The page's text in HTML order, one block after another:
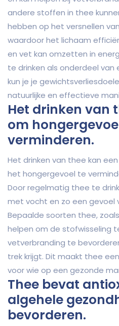
andere stoffen in thee
hebben op het versnellen
waardoor het lichaam
en vet kan omzetten in
te drinken als onderdeel van
kun je je
natuurlijke en effectieve
Het drinken van
om
verminderen.
Het drinken van thee kan
het hongergevoel te
Door regelmatig thee te
met vocht en zo een gevoel
Bepaalde soorten thee,
helpen om de stofwisseling
vetverbranding te
trek krijgt. Dit maakt thee
voor wie op een gezonde
Thee bevat
algehele
bevorderen.